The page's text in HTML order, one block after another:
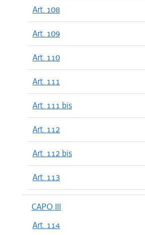
Art. 108
Art. 109
Art. 110
Art. 111
Art. 111 bis
Art. 112
Art. 112 bis
Art. 113
CAPO III
Art. 114